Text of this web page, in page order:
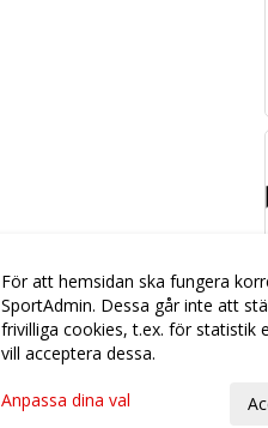
För att hemsidan ska fungera
SportAdmin. Dessa går inte att
frivilliga cookies, t.ex. för statistik
vill acceptera dessa.
Anpassa dina val